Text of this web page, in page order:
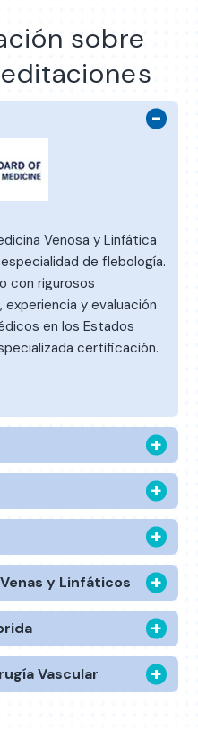
sobre
Venosa y Linfática
de flebología.
con rigurosos
y evaluación
en los Estados
certificación.
y Linfáticos
Vascular